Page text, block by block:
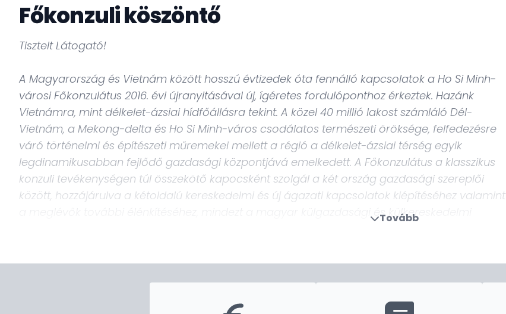
Főkonzuli köszöntő
Tisztelt Látogató!
A Magyarország és Vietnám között hosszú évtizedek óta fennálló kapcsolatok a Ho Si Minh-
városi Főkonzulátus 2016. évi újranyitásával új, ígéretes fordulóponthoz érkeztek. Hazánk
Vietnámra, mint délkelet-ázsiai hídfőállásra tekint. A közel 40 millió lakost számláló Dél-
Vietnám, a Mekong-delta és Ho Si Minh-város csodálatos természeti öröksége, felfedezésre
váró történelmi és építészeti műremekei mellett a régió a délkelet-ázsiai térség egyik
legdinamikusabban fejlődő gazdasági központjává emelkedett. A Főkonzulátus a klasszikus
konzuli tevékenységen túl összekötő kapocsként szolgál a két ország gazdasági szereplői
között, hozzájárulva a kétoldalú kereskedelmi és új ágazati kapcsolatok kiépítéséhez valamint
a meglévők további élénkítéséhez, mindezt a magyar külgazdasági és külkereskedelmi
Bízunk benne, hogy honlapunk által hatékony segítséget nyújthatunk állampolgárainknak, a
Magyarország iránt érdeklődő látogatóknak a tájékozódásban. A hozzánk forduló ügyfelek
Tovább